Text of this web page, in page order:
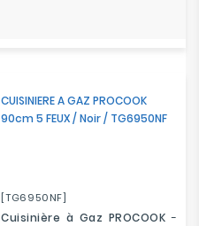
CUISINIERE A GAZ PROCOOK
90cm 5 FEUX / Noir / TG6950NF
[TG6950NF]
Cuisinière à Gaz PROCOOK -